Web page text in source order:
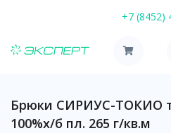
+7 (8452)
Брюки СИРИУС-ТОКИО
100%х/б пл. 265 г/кв.м